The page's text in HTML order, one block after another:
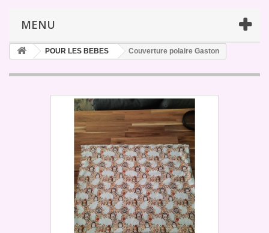
MENU
POUR LES BEBES Couverture polaire Gaston